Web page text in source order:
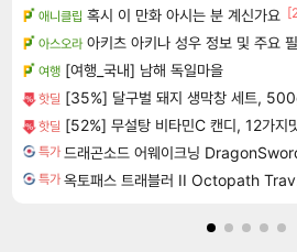
애니클립 혹시 이 만화 아시는 분 계신가요
아스오라 아키츠 아키나 성우 정보 및 주요
여행 [여행_국내] 남해 독일마을
핫딜 [35%] 달구벌 돼지 생막창 세트,
핫딜 [52%] 무설탕 비타민C 캔디, 12가지
특가
특가